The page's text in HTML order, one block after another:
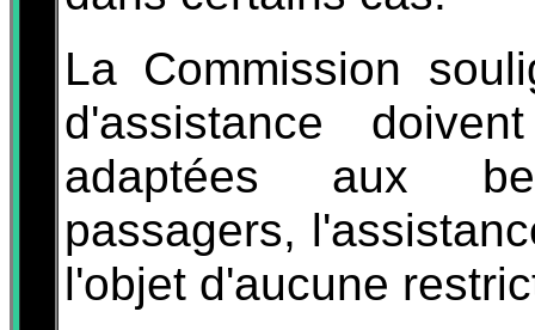
La Commission
d'assistance
adaptées aux
passagers,
l'objet d'aucune